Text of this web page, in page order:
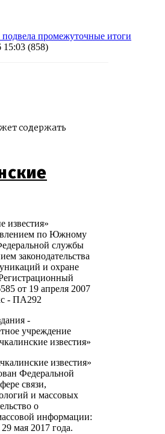
промежуточные итоги
15:03 (858)
содержать
известия»
по Южному
службы
законодательства
и охране
от 19 апреля 2007
- ПА292
-
учреждение
известия»
известия»
Федеральной
связи,
и массовых
о
информации:
мая 2017 года.